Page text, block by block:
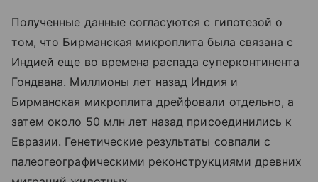
Полученные данные согласуются с гипотезой о
том, что Бирманская микроплита была связана с
Индией еще во времена распада суперконтинента
Гондвана. Миллионы лет назад Индия и
Бирманская микроплита дрейфовали отдельно, а
затем около 50 млн лет назад присоединились к
Евразии. Генетические результаты совпали с
палеогеографическими реконструкциями древних